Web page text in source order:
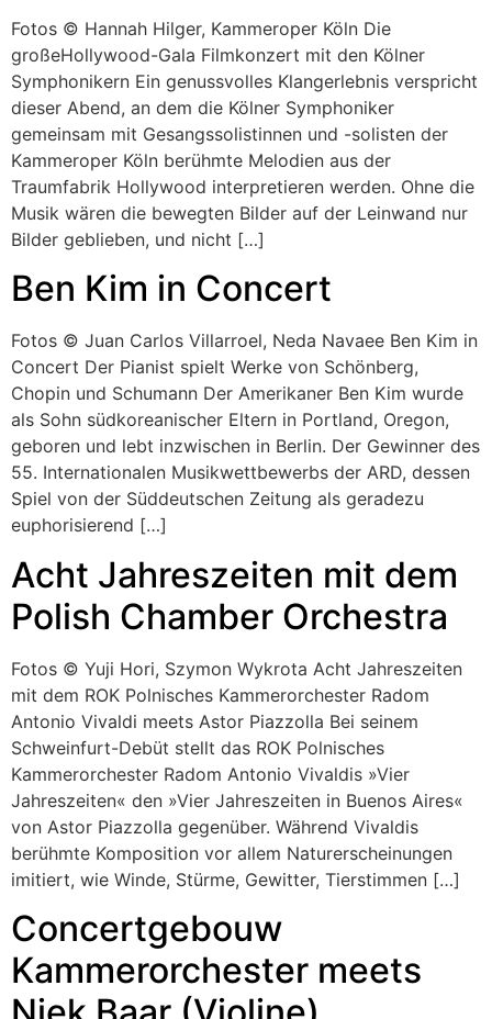
Fotos © Hannah Hilger, Kammeroper Köln Die
großeHollywood-Gala Filmkonzert mit den Kölner
Symphonikern Ein genussvolles Klangerlebnis verspricht
dieser Abend, an dem die Kölner Symphoniker
gemeinsam mit Gesangssolistinnen und -solisten der
Kammeroper Köln berühmte Melodien aus der
Traumfabrik Hollywood interpretieren werden. Ohne die
Musik wären die bewegten Bilder auf der Leinwand nur
Bilder geblieben, und nicht […]
Ben Kim in Concert
Fotos © Juan Carlos Villarroel, Neda Navaee Ben Kim in
Concert Der Pianist spielt Werke von Schönberg,
Chopin und Schumann Der Amerikaner Ben Kim wurde
als Sohn südkoreanischer Eltern in Portland, Oregon,
geboren und lebt inzwischen in Berlin. Der Gewinner des
55. Internationalen Musikwettbewerbs der ARD, dessen
Spiel von der Süddeutschen Zeitung als geradezu
euphorisierend […]
Acht Jahreszeiten mit dem
Polish Chamber Orchestra
Fotos © Yuji Hori, Szymon Wykrota Acht Jahreszeiten
mit dem ROK Polnisches Kammerorchester Radom
Antonio Vivaldi meets Astor Piazzolla Bei seinem
Schweinfurt-Debüt stellt das ROK Polnisches
Kammerorchester Radom Antonio Vivaldis »Vier
Jahreszeiten« den »Vier Jahreszeiten in Buenos Aires«
von Astor Piazzolla gegenüber. Während Vivaldis
berühmte Komposition vor allem Naturerscheinungen
imitiert, wie Winde, Stürme, Gewitter, Tierstimmen […]
Concertgebouw
Kammerorchester meets